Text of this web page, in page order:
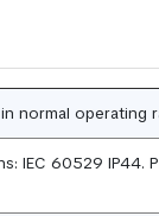
normal operating
IEC 60529 IP44.